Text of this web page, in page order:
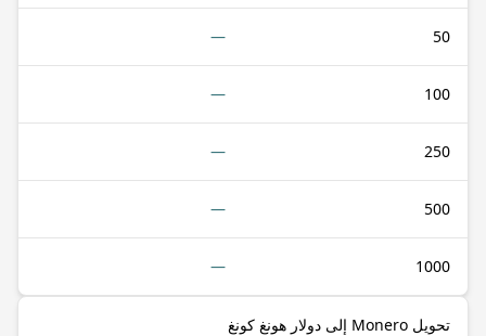
50
—
100
—
250
—
500
—
1000
—
تحويل Monero إلى دولار هونغ كونغ